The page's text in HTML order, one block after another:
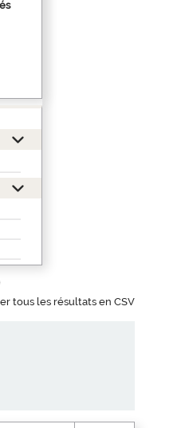
tous les résultats en CSV